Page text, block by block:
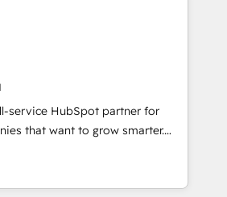
Award 🏆2014 HubSpot
🏆2013 HubSpot Marketplace
in 1997
• Onboarding for
& Content Hubs • AI voice
automation, and smart
+ HubSpot integration •
sales enablement • Website
• ERP integration: SAP,
from any platform •
built on HubSpot • Custom
service HubSpot partner for
that want to grow smarter.
to training, from
to lead generation and
do it all (and with great